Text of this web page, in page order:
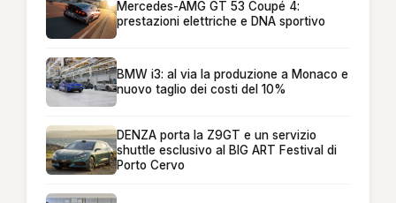
Mercedes-AMG GT 53 Coupé 4:
prestazioni elettriche e DNA sportivo
BMW i3: al via la produzione a Monaco e
nuovo taglio dei costi del 10%
DENZA porta la Z9GT e un servizio
shuttle esclusivo al BIG ART Festival di
Porto Cervo